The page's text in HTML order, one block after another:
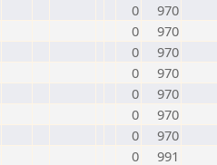
0
970
0
970
0
970
0
970
0
970
0
970
0
970
0
991